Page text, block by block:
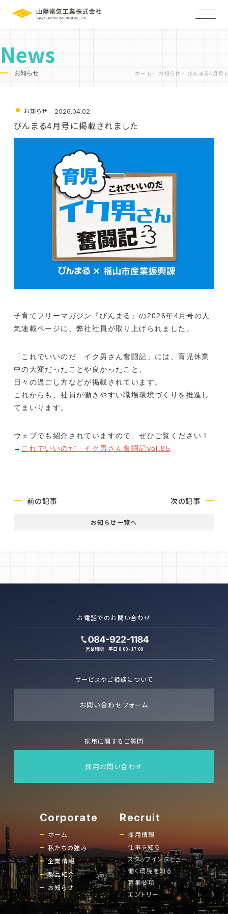
ホーム
企業情報
製品紹介
仕事を知る
お電話でのお問い合わせ
サービスやご相談について
お問い合わせフォーム
採用に関するご質問
News
お知らせ ホーム - お知らせ - びんまる4月号
お知らせ 2026.04.02
びんまる4月号に掲載されました
子育てフリーマガジン『びんまる』の2026年4月号の人
気連載ページに、弊社社員が取り上げられました。
「これでいいのだ イク男さん奮闘記」には、育児休業
中の大変だったことや良かったこと、
日々の過ごし方などが掲載されています。
これからも、社員が働きやすい職場環境づくりを推進し
てまいります。
ウェブでも紹介されていますので、ぜひご覧ください！
→ これでいいのだ イク男さん奮闘記vol.85
前の記事
お知らせ一覧へ
次の記事
お電話でのお問い合わせ
営業時間 平日 8:00 - 17:00
サービスやご相談について
お問い合わせフォーム
採用に関するご質問
採用お問い合わせ
ホーム
私たちの強み
企業情報
製品紹介
お知らせ
採用情報
仕事を知る
スタッフインタビュー
働く環境を知る
募集要項
エントリー